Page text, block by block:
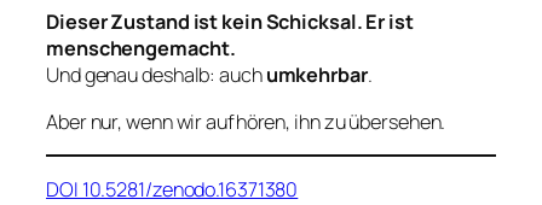
Dieser Zustand ist kein Schicksal. Er ist
menschengemacht.
Und genau deshalb: auchumkehrbar.
Aber nur, wenn wir aufhören, ihn zu übersehen.
DOI 10.5281/zenodo.16371380